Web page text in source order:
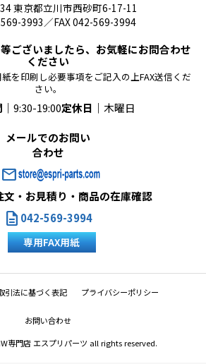
東京都立川市西砂町6-17-11
3993／FAX 042-569-3994
ございましたら、お気軽にお問合わせ
ください
を印刷し必要事項をご記入の上FAX送信くだ
さい。
9:30-19:00定休日｜ 木曜日
メールでのお問い
合わせ
mail
文・お見積り・商品の在庫確認
description 042-569-3994
専用FAX用紙
引法に基づく表記 プライバシーポリシー
お問い合わせ
専門店 エスプリパーツ all rights reserved.